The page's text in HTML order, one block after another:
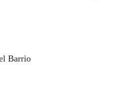
Barrio